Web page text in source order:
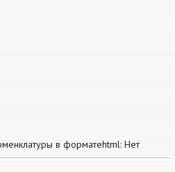
в форматеhtml: Нет